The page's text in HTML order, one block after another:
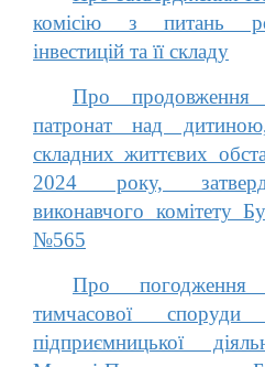
комісію з питань
інвестицій та її складу
Про
патронат над
складних життєвих
2024 року,
виконавчого комітету
№565
Про погодження
тимчасової
підприємницької